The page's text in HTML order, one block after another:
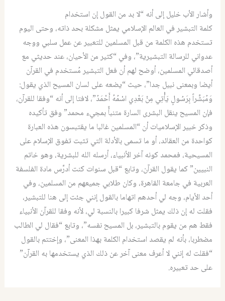
وأشار الأب خليل إلى أنه “لا بد من القول إن استخدام
كلمة التبشير في العالم الإسلامي يمثل مشكلة بحد ذاته، وحتى اليوم
تستخدم هذه الكلمة من قبل المسلمين للتعبير عن عمل سلبي ووجه
عدواني للرسالة التبشيرية”، وفي “كثير من الأحيان، عند حديثي مع
أصدقائي المسلمين، أوضح لهم أن فعل التبشير مُستخدم في القرآن
أيضا وبمعنى نبيل جدا”، حيث “يضعه على لسان المسيح الذي يقول:
وَمُبَشِّراً بِرَسُولٍ يَأْتِي مِنْ بَعْدِي اسْمُهُ أَحْمَدُ”، لافتا إلى أنه “وفقا للقرآن،
فإن المسيح ينقل البشرى السارة متنبأً بمجيء محمد” وفق تأكيده
وذكر خبير الإسلاميات أن “المسلمين غالبا ما يقتبسون هذه العبارة
كواحدة من العقائد، أو ما تسمى بالأدلة التي تثبت تفوق الإسلام على
المسيحية، فمحمد كونه آخر الأنبياء، أرسله الله للبشرية، وهو خاتم
النبيين” كما يقول القرآن، وتابع “قبل سنوات كنت أدرِّس مادة الفلسفة
العربية في جامعة القاهرة، وكان طلابي جميعهم من المسلمين، وفي
أحد الأيام، وجه لي أحدهم اتهاما بالقول إنني جئت إلى هنا للتبشير،
فقلت له إن ذلك يمثل شرفا كبيرا بالنسبة لي، لأنه وفقا للقرآن الأنبياء
فقط هم من يقوم بالتبشير، بل المسيح نفسه”، وتابع “فقال لي الطالب
مضطربا، بأنه لم يقصد استخدام الكلمة بهذا المعنى”، وإختتم بالقول
“فقلت له إنني لا أعرف معنى آخر عن ذلك الذي يستخدمها به القرآن”
على حد تعبيره.